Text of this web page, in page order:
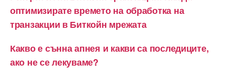
оптимизирате времето на обработка на
транзакции в Биткойн мрежата
Какво е сънна апнея и какви са последиците,
ако не се лекуваме?